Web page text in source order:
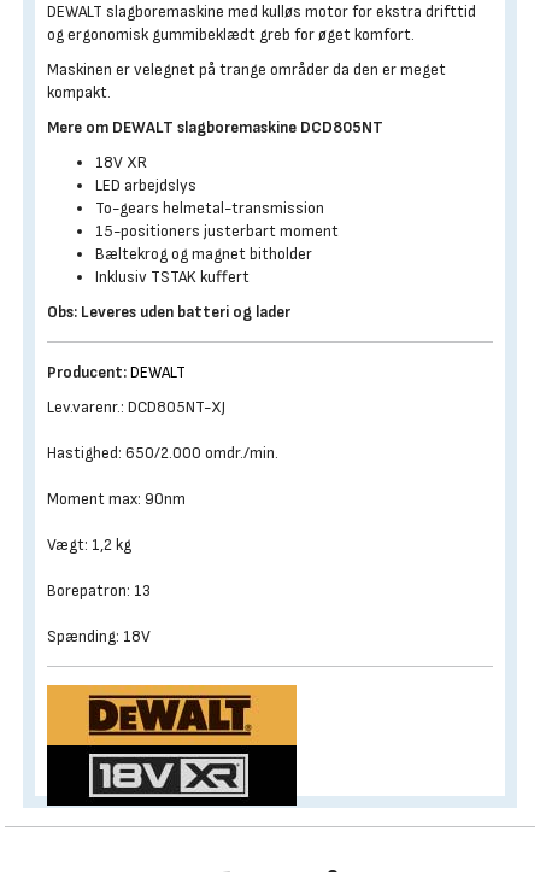
DEWALT slagboremaskine med kulløs motor for ekstra drifttid
og ergonomisk gummibeklædt greb for øget komfort.
Maskinen er velegnet på trange områder da den er meget
kompakt.
Mere om DEWALT slagboremaskine DCD805NT
18V XR
LED arbejdslys
To-gears helmetal-transmission
15-positioners justerbart moment
Bæltekrog og magnet bitholder
Inklusiv TSTAK kuffert
Obs: Leveres uden batteri og lader
Producent:DEWALT
Lev.varenr.: DCD805NT-XJ
Hastighed: 650/2.000 omdr./min.
Moment max: 90nm
Vægt: 1,2 kg
Borepatron: 13
Spænding: 18V